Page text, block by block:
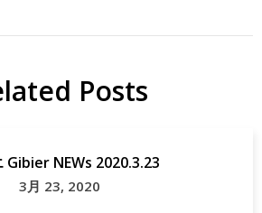
Posts
Gibier NEWs 2020.3.23
3月 23, 2020